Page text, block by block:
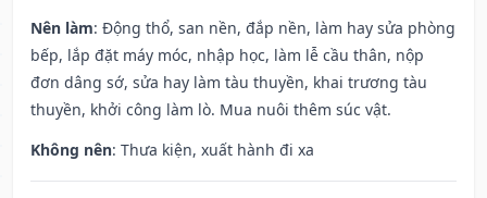
Nên làm: Động thổ, san nền, đắp nền, làm hay sửa phòng
bếp, lắp đặt máy móc, nhập học, làm lễ cầu thân, nộp
đơn dâng sớ, sửa hay làm tàu thuyền, khai trương tàu
thuyền, khởi công làm lò. Mua nuôi thêm súc vật.
Không nên: Thưa kiện, xuất hành đi xa